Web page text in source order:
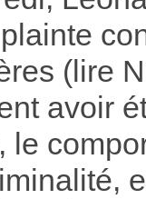
(lire
avoir
le